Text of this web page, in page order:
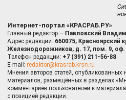
Интернет-портал «КРАСРАБ.РУ»
Главный редактор — Павловский
Адрес редакции: 660075, Красноярский
Железнодорожников, д. 17, пом. 9, оф.
Телефон редакции: +7 (391) 211-56-88
E-mail: redaktor@krasrab.krsn.ru
Мнения авторов статей, опубликованных
материалов, размещённых в разделах
комментариев пользователей к
с позицией редакции.